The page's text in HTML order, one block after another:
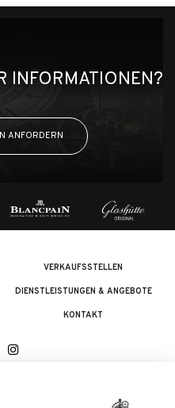
INFORMATIONEN?
ANFORDERN
VERKAUFSSTELLEN
DIENSTLEISTUNGEN & ANGEBOTE
KONTAKT